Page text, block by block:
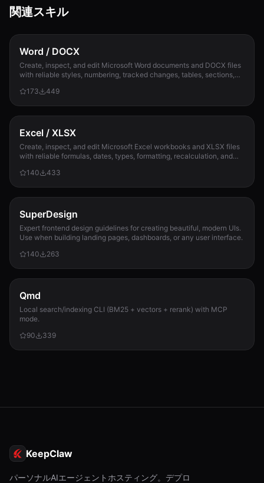
関連スキル
Word / DOCX
Create, inspect, and edit Microsoft Word documents and DOCX files
with reliable styles, numbering, tracked changes, tables, sections,
173
449
Excel / XLSX
Create, inspect, and edit Microsoft Excel workbooks and XLSX files
with reliable formulas, dates, types, formatting, recalculation, and
140
433
SuperDesign
Expert frontend design guidelines for creating beautiful, modern UIs.
Use when building landing pages, dashboards, or any user interface.
140
263
Qmd
Local search/indexing CLI (BM25 + vectors + rerank) with MCP
mode.
90
339
KeepClaw
パーソナルAIエージェントホスティング。デプロ